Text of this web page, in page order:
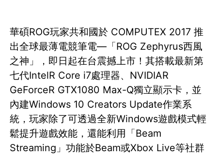
華碩ROG玩家共和國於 COMPUTEX 2017 推
出全球最薄電競筆電—「ROG Zephyrus西風
之神」，即日起在台震撼上市！其搭載最新第
七代IntelR Core i7處理器、NVIDIAR
GeForceR GTX1080 Max-Q獨立顯示卡，並
內建Windows 10 Creators Update作業系
統，玩家除了可透過全新Windows遊戲模式輕
鬆提升遊戲效能，還能利用「Beam
Streaming」功能於Beam或Xbox Live等社群